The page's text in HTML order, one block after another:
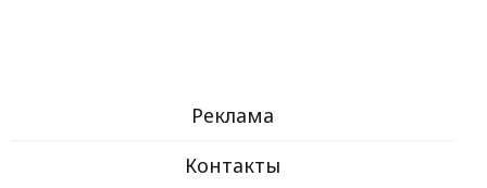
Реклама
Контакты